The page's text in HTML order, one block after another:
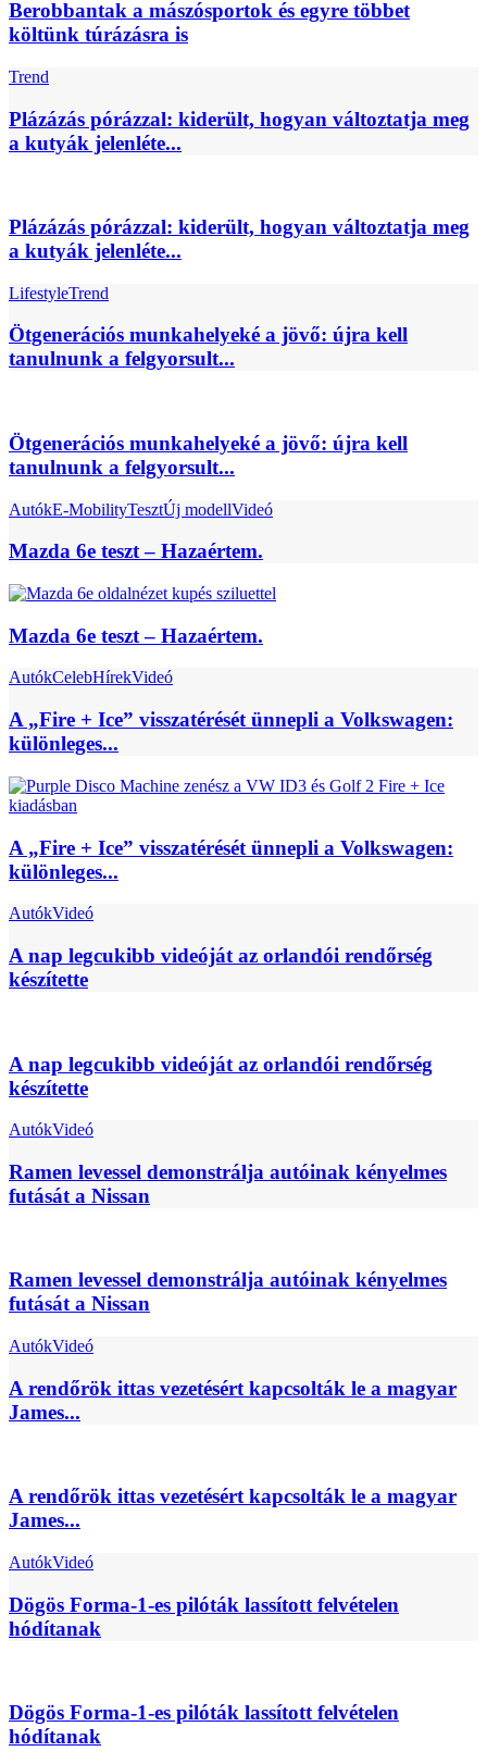
Berobbantak a mászósportok és egyre többet
költünk túrázásra is
Trend
Plázázás pórázzal: kiderült, hogyan változtatja meg
a kutyák jelenléte...
Plázázás pórázzal: kiderült, hogyan változtatja meg
a kutyák jelenléte...
LifestyleTrend
Ötgenerációs munkahelyeké a jövő: újra kell
tanulnunk a felgyorsult...
Ötgenerációs munkahelyeké a jövő: újra kell
tanulnunk a felgyorsult...
AutókE-MobilityTesztÚj modellVideó
Mazda 6e teszt – Hazaértem.
Mazda 6e teszt – Hazaértem.
AutókCelebHírekVideó
A „Fire + Ice” visszatérését ünnepli a Volkswagen:
különleges...
A „Fire + Ice” visszatérését ünnepli a Volkswagen:
különleges...
AutókVideó
A nap legcukibb videóját az orlandói rendőrség
készítette
A nap legcukibb videóját az orlandói rendőrség
készítette
AutókVideó
Ramen levessel demonstrálja autóinak kényelmes
futását a Nissan
Ramen levessel demonstrálja autóinak kényelmes
futását a Nissan
AutókVideó
A rendőrök ittas vezetésért kapcsolták le a magyar
James...
A rendőrök ittas vezetésért kapcsolták le a magyar
James...
AutókVideó
Dögös Forma-1-es pilóták lassított felvételen
hódítanak
Dögös Forma-1-es pilóták lassított felvételen
hódítanak